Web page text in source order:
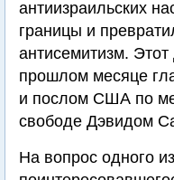
антиизраильских
границы и
антисемитизм.
прошлом месяце
и послом США по
свободе Дэвидом
На вопрос одного